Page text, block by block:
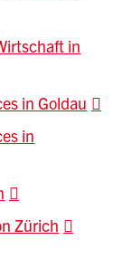
in
in Goldau
in
Zürich